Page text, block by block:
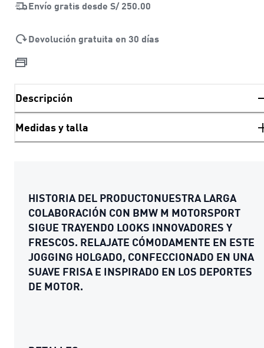
Envío gratis desde S/ 250.00
Devolución gratuita en 30 días
Descripción
Medidas y talla
HISTORIA DEL PRODUCTONUESTRA LARGA
COLABORACIÓN CON BMW M MOTORSPORT
SIGUE TRAYENDO LOOKS INNOVADORES Y
FRESCOS. RELAJATE CÓMODAMENTE EN ESTE
JOGGING HOLGADO, CONFECCIONADO EN UNA
SUAVE FRISA E INSPIRADO EN LOS DEPORTES
DE MOTOR.